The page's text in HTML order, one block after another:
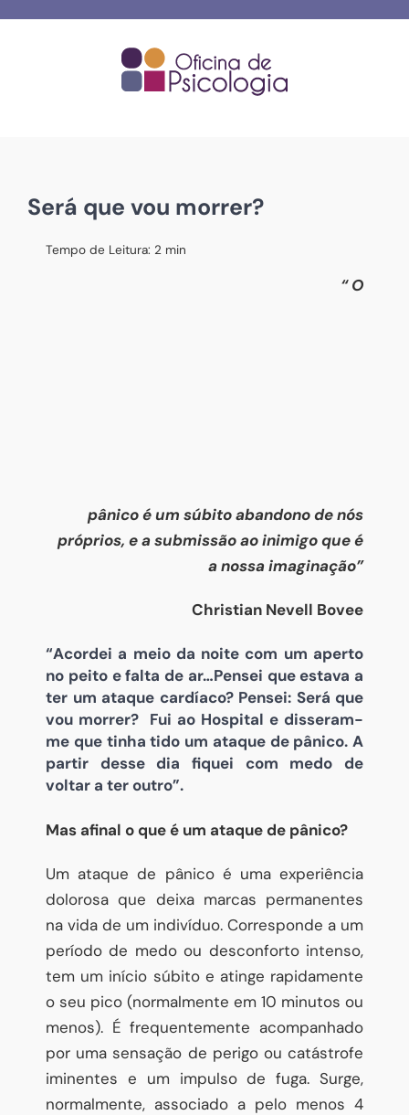
Será que vou morrer?
Tempo de Leitura: 2 min
“ O
pânico é um súbito abandono de nós
próprios, e a submissão ao inimigo que é
a nossa imaginação”
Christian Nevell Bovee
“Acordei a meio da noite com um aperto
no peito e falta de ar…Pensei que estava a
ter um ataque cardíaco? Pensei: Será que
vou morrer? Fui ao Hospital e disseram-
me que tinha tido um ataque de pânico. A
partir desse dia fiquei com medo de
voltar a ter outro”.
Mas afinal o que é um ataque de pânico?
Um ataque de pânico é uma experiência
dolorosa que deixa marcas permanentes
na vida de um indivíduo. Corresponde a um
período de medo ou desconforto intenso,
tem um início súbito e atinge rapidamente
o seu pico (normalmente em 10 minutos ou
menos). É frequentemente acompanhado
por uma sensação de perigo ou catástrofe
iminentes e um impulso de fuga. Surge,
normalmente, associado a pelo menos 4